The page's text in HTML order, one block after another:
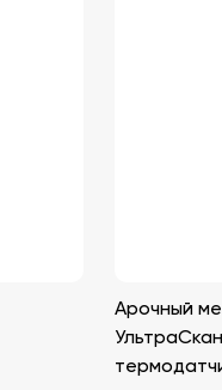
Арочный